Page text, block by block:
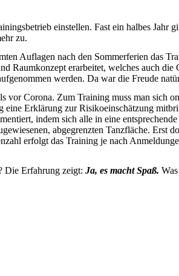
einstellen. Fast ein halbes Jahr
zu.
Auflagen nach den Sommerferien das
Raumkonzept erarbeitet, welches auch die
werden. Da war die Freude
vor Corona. Zum Training muss man sich
Erklärung zur Risikoeinschätzung
indem sich alle in eine
abgegrenzten Tanzfläche. Erst
erfolgt das Training je nach
Die Erfahrung zeigt: Ja, es macht Spaß.